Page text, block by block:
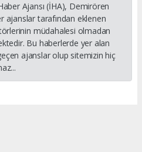
Ajansı (İHA), Demirören
ajanslar tarafından eklenen
müdahalesi olmadan
Bu haberlerde yer alan
ajanslar olup sitemizin hiç